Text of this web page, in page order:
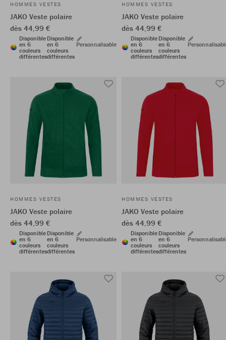
HOMMES VESTES
JAKO Veste polaire
dès 44,99 €
Disponible
en 6
couleurs
différentes
Disponible
en 6
couleurs
différentes
Personnalisable
HOMMES VESTES
JAKO Veste polaire
dès 44,99 €
Disponible
en 6
couleurs
différentes
Disponible
en 6
couleurs
différentes
HOMMES VESTES
JAKO Veste polaire
dès 44,99 €
Disponible
en 6
couleurs
différentes
Disponible
en 6
couleurs
différentes
Personnalisable
HOMMES VESTES
JAKO Veste polaire
dès 44,99 €
Disponible
en 6
couleurs
différentes
Disponible
en 6
couleurs
différentes